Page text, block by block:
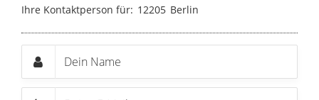
Ihre Kontaktperson für: 12205 Berlin